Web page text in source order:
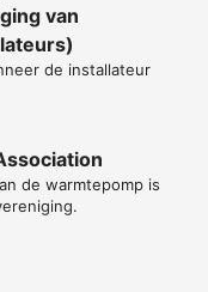
van
de installateur
de warmtepomp is